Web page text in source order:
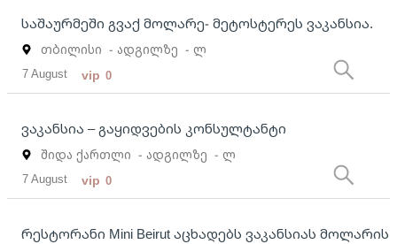
საშაურმეში გვაქ მოლარე- მეტოსტერეს ვაკანსია.
თბილისი - ადგილზე - ლ
7 August vip 0
ვაკანსია – გაყიდვების კონსულტანტი
შიდა ქართლი - ადგილზე - ლ
7 August vip 0
რესტორანი Mini Beirut აცხადებს ვაკანსიას მოლარის